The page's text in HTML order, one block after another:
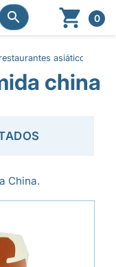

  0
asiáticos
china
China.